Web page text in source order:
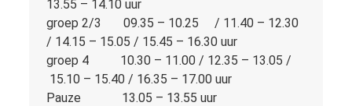
13.55 – 14.10 uur
groep 2/3 09.35 – 10.25 / 11.40 – 12.30
/ 14.15 – 15.05 / 15.45 – 16.30 uur
groep 4 10.30 – 11.00 / 12.35 – 13.05 /
15.10 – 15.40 / 16.35 – 17.00 uur
Pauze 13.05 – 13.55 uur